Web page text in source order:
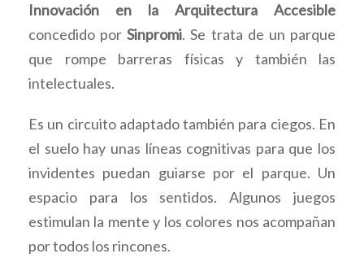
Innovación en la Arquitectura Accesible
concedido porSinpromi. Se trata de un parque
que rompe barreras físicas y también las
intelectuales.
Es un circuito adaptado también para ciegos. En
el suelo hay unas líneas cognitivas para que los
invidentes puedan guiarse por el parque. Un
espacio para los sentidos. Algunos juegos
estimulan la mente y los colores nos acompañan
por todos los rincones.